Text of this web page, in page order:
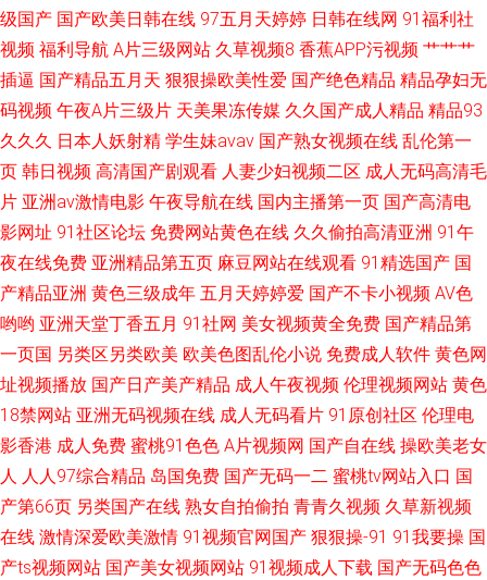
级国产 国产欧美日韩在线 97五月天婷婷 日韩在线网 91福利社
视频 福利导航 A片三级网站 久草视频8 香蕉APP污视频 艹艹艹
插逼 国产精品五月天 狠狠操欧美性爱 国产绝色精品 精品孕妇无
码视频 午夜A片三级片 天美果冻传媒 久久国产成人精品 精品93
久久久 日本人妖射精 学生妹avav 国产熟女视频在线 乱伦第一
页 韩日视频 高清国产剧观看 人妻少妇视频二区 成人无码高清毛
片 亚洲av激情电影 午夜导航在线 国内主播第一页 国产高清电
影网址 91社区论坛 免费网站黄色在线 久久偷拍高清亚洲 91午
夜在线免费 亚洲精品第五页 麻豆网站在线观看 91精选国产 国
产精品亚洲 黄色三级成年 五月天婷婷爱 国产不卡小视频 AV色
哟哟 亚洲天堂丁香五月 91社网 美女视频黄全免费 国产精品第
一页国 另类区另类欧美 欧美色图乱伦小说 免费成人软件 黄色网
址视频播放 国产日产美产精品 成人午夜视频 伦理视频网站 黄色
18禁网站 亚洲无码视频在线 成人无码看片 91原创社区 伦理电
影香港 成人免费 蜜桃91色色 A片视频网 国产自在线 操欧美老女
人 人人97综合精品 岛国免费 国产无码一二 蜜桃tv网站入口 国
产第66页 另类国产在线 熟女自拍偷拍 青青久视频 久草新视频
在线 激情深爱欧美激情 91视频官网国产 狠狠操-91 91我要操 国
产ts视频网站 国产美女视频网站 91视频成人下载 国产无码色色